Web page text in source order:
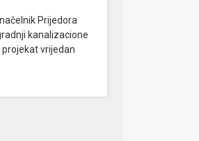
Prijedora
kanalizacione
vrijedan